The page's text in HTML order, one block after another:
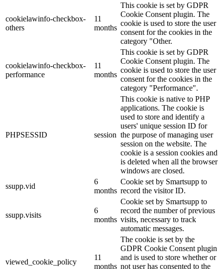
cookielawinfo-checkbox-
others
11
months
This cookie is set by GDPR
Cookie Consent plugin. The
cookie is used to store the user
consent for the cookies in the
category "Other.
cookielawinfo-checkbox-
performance
11
months
This cookie is set by GDPR
Cookie Consent plugin. The
cookie is used to store the user
consent for the cookies in the
category "Performance".
PHPSESSID session
This cookie is native to PHP
applications. The cookie is
used to store and identify a
users' unique session ID for
the purpose of managing user
session on the website. The
cookie is a session cookies and
is deleted when all the browser
windows are closed.
ssupp.vid
6
months
Cookie set by Smartsupp to
record the visitor ID.
ssupp.visits
6
months
Cookie set by Smartsupp to
record the number of previous
visits, necessary to track
automatic messages.
viewed_cookie_policy
11
months
The cookie is set by the
GDPR Cookie Consent plugin
and is used to store whether or
not user has consented to the